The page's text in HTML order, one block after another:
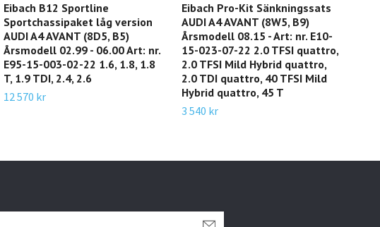
Eibach B12 Sportline
Sportchassipaket låg version
AUDI A4 AVANT (8D5, B5)
Årsmodell 02.99 - 06.00 Art: nr.
E95-15-003-02-22 1.6, 1.8, 1.8
T, 1.9 TDI, 2.4, 2.6
12 570 kr
Eibach Pro-Kit Sänkningssats
AUDI A4 AVANT (8W5, B9)
Årsmodell 08.15 - Art: nr. E10-
15-023-07-22 2.0 TFSI quattro,
2.0 TFSI Mild Hybrid quattro,
2.0 TDI quattro, 40 TFSI Mild
Hybrid quattro, 45 T
3 540 kr